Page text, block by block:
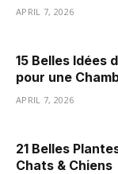
APRIL 7, 2026
15 Belles Idées
pour une
APRIL 7, 2026
21 Belles
Chats & Chiens